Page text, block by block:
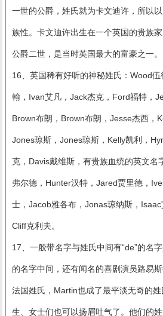
一世的公爵，姓氏就为卡文迪许，所以
族性。卡文迪许出生在一个英国的贵族
公爵二世，是当时英国最大的富豪之一。
16、英国稀有好听的神秘姓氏：Wood
翰，Ivan艾凡，Jack杰克，Ford福特，
Brown布朗，Brown布朗，Jesse杰西，
Jones琼斯，Jones琼斯，Kelly凯利，
克，Davis戴维斯，有贵族血统的英文名
弗尔德，Hunter汉特，Jared贾里德，
士，Jacob雅各布，Jonas琼纳斯，Isaac
Cliff克利夫。
17、一般带名字与姓氏中间有“de”的名
的名字中间，还有闻名的喜剧演员路易
法国姓氏，Martin也成了最平淡无奇的
生、女士们也可以扬眉吐气了。他们的